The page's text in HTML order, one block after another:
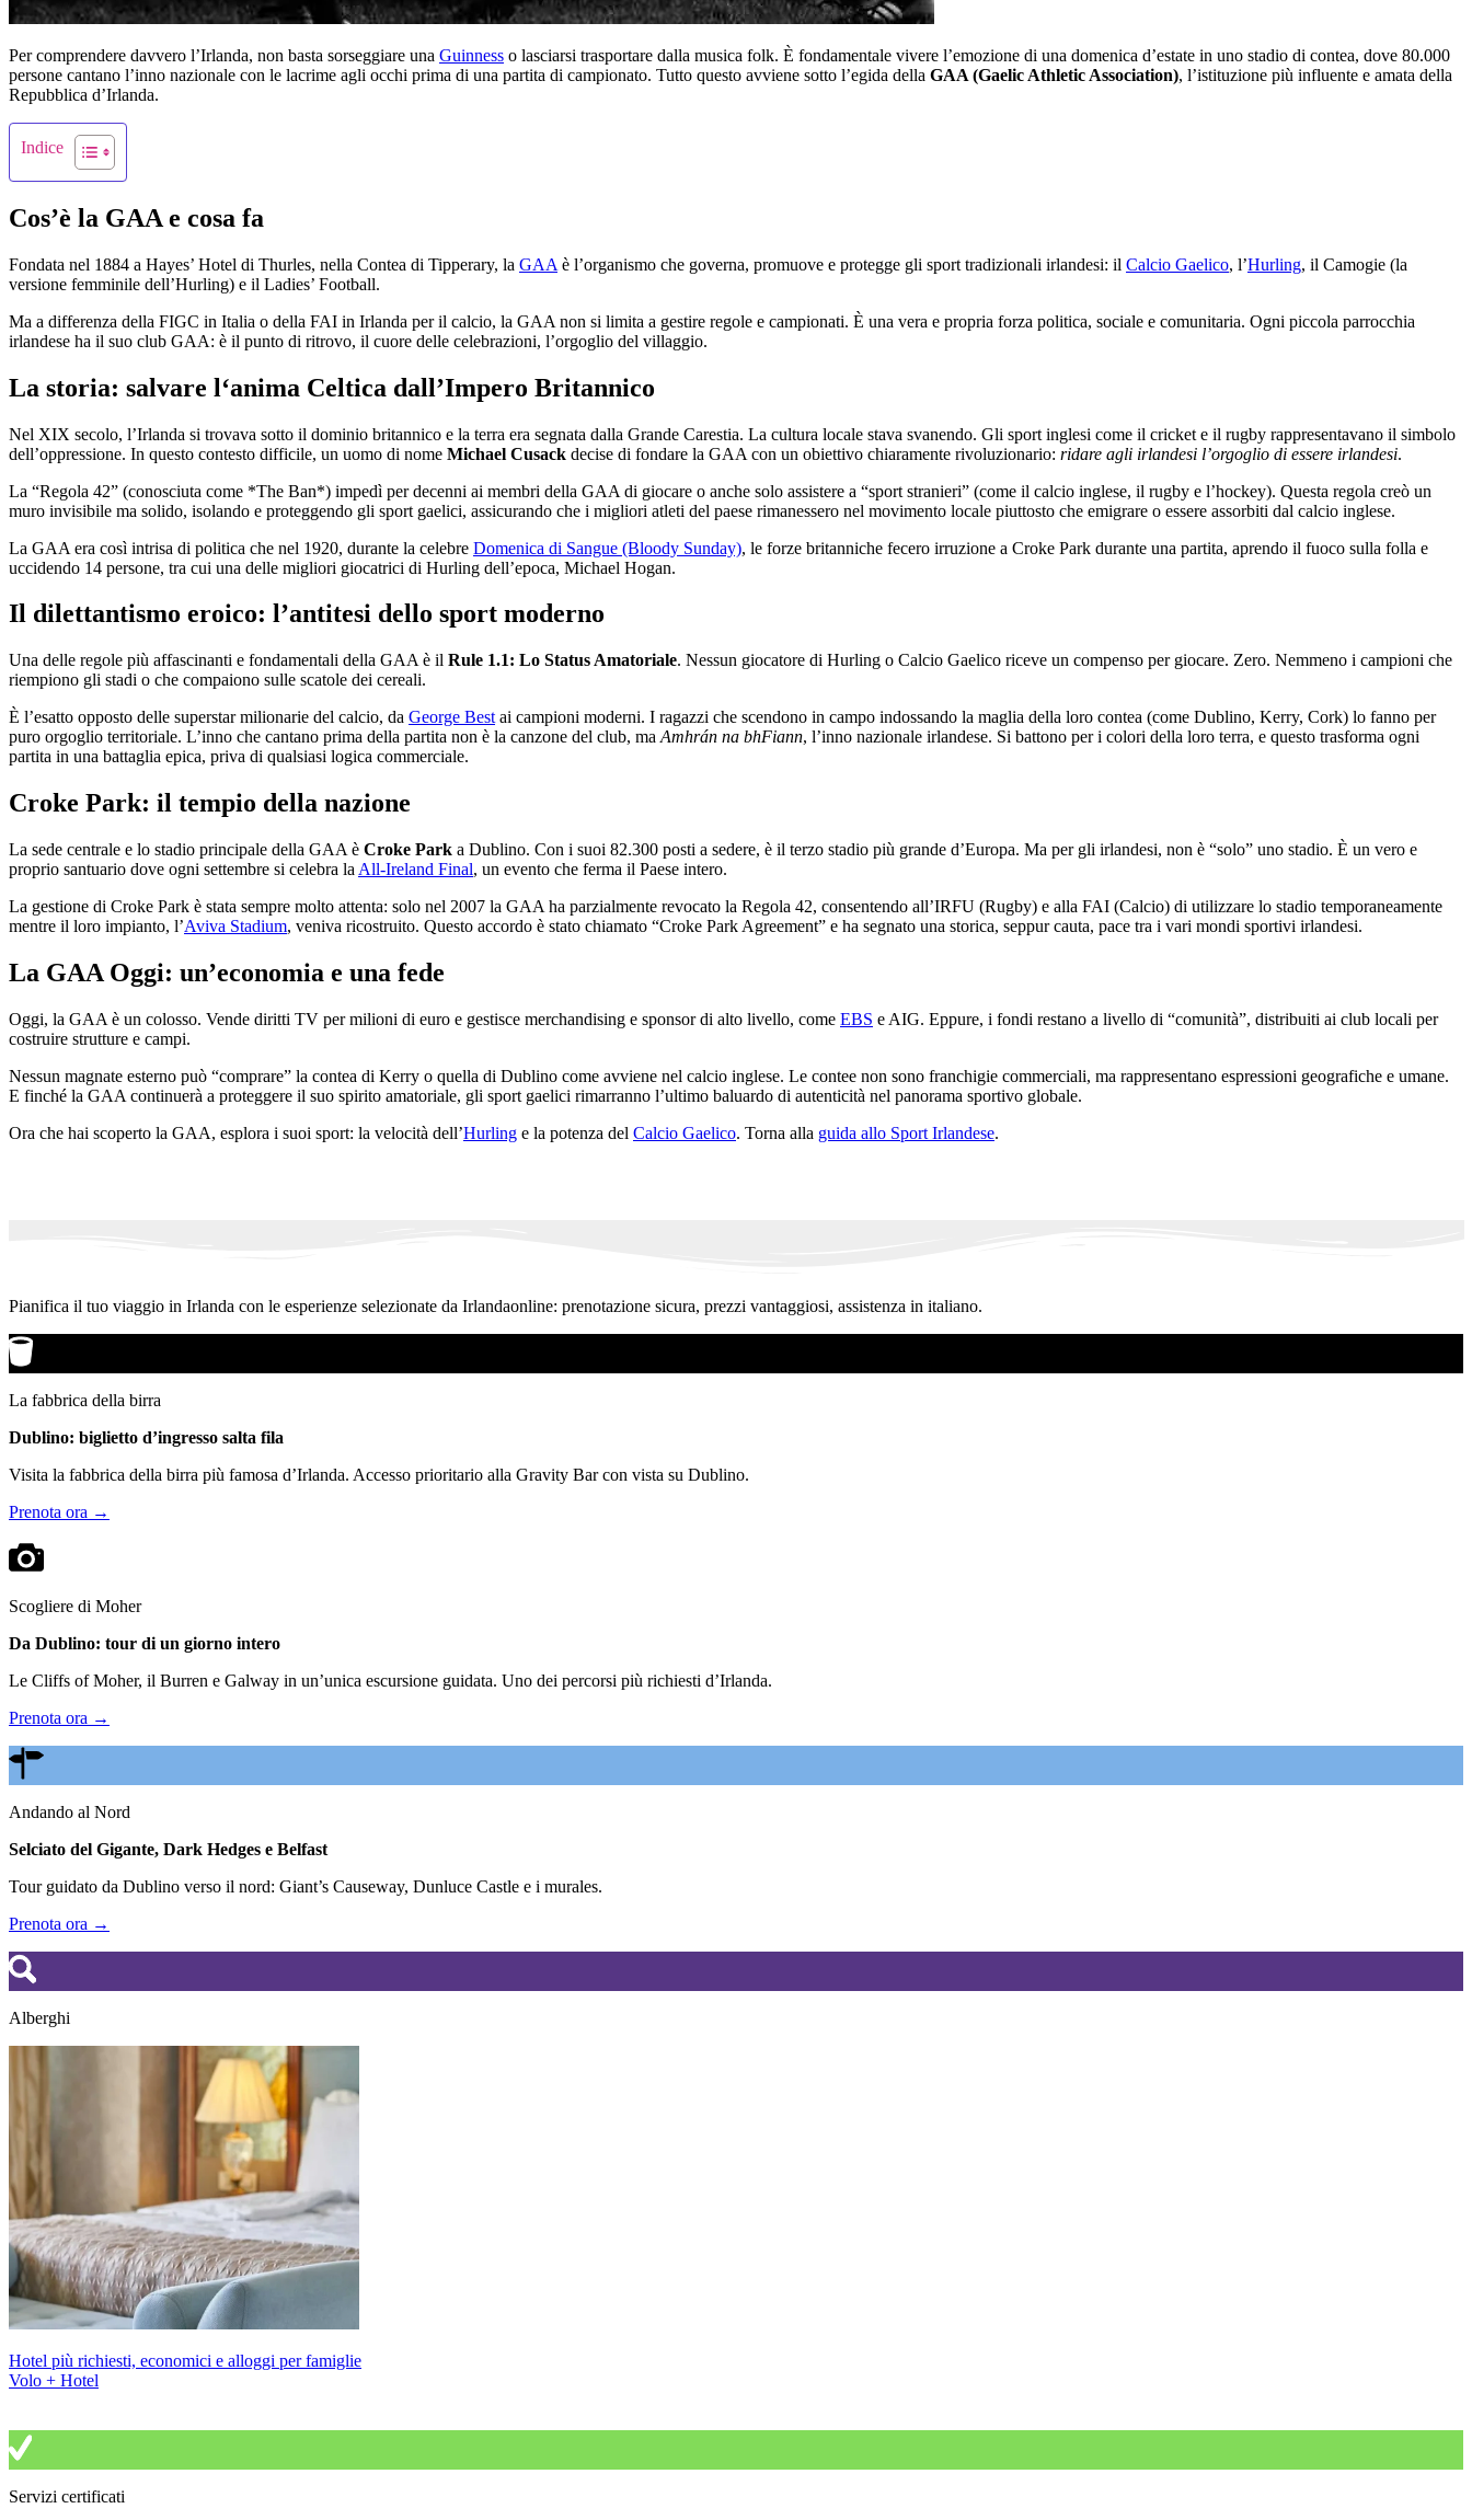
Per comprendere davvero l’Irlanda, non basta sorseggiare una Guinness o lasciarsi trasportare dalla musica folk. È fondamentale vivere l’emozione di una domenica d’estate in uno stadio di contea, dove 80.000
persone cantano l’inno nazionale con le lacrime agli occhi prima di una partita di campionato. Tutto questo avviene sotto l’egida della GAA (Gaelic Athletic Association), l’istituzione più influente e amata della
Repubblica d’Irlanda.
Indice
Cos’è la GAA e cosa fa
Fondata nel 1884 a Hayes’ Hotel di Thurles, nella Contea di Tipperary, la GAA è l’organismo che governa, promuove e protegge gli sport tradizionali irlandesi: il Calcio Gaelico, l’Hurling, il Camogie (la
versione femminile dell’Hurling) e il Ladies’ Football.
Ma a differenza della FIGC in Italia o della FAI in Irlanda per il calcio, la GAA non si limita a gestire regole e campionati. È una vera e propria forza politica, sociale e comunitaria. Ogni piccola parrocchia
irlandese ha il suo club GAA: è il punto di ritrovo, il cuore delle celebrazioni, l’orgoglio del villaggio.
La storia: salvare l‘anima Celtica dall’Impero Britannico
Nel XIX secolo, l’Irlanda si trovava sotto il dominio britannico e la terra era segnata dalla Grande Carestia. La cultura locale stava svanendo. Gli sport inglesi come il cricket e il rugby rappresentavano il simbolo
dell’oppressione. In questo contesto difficile, un uomo di nome Michael Cusack decise di fondare la GAA con un obiettivo chiaramente rivoluzionario: ridare agli irlandesi l’orgoglio di essere irlandesi.
La “Regola 42” (conosciuta come *The Ban*) impedì per decenni ai membri della GAA di giocare o anche solo assistere a “sport stranieri” (come il calcio inglese, il rugby e l’hockey). Questa regola creò un
muro invisibile ma solido, isolando e proteggendo gli sport gaelici, assicurando che i migliori atleti del paese rimanessero nel movimento locale piuttosto che emigrare o essere assorbiti dal calcio inglese.
La GAA era così intrisa di politica che nel 1920, durante la celebre Domenica di Sangue (Bloody Sunday), le forze britanniche fecero irruzione a Croke Park durante una partita, aprendo il fuoco sulla folla e
uccidendo 14 persone, tra cui una delle migliori giocatrici di Hurling dell’epoca, Michael Hogan.
Il dilettantismo eroico: l’antitesi dello sport moderno
Una delle regole più affascinanti e fondamentali della GAA è il Rule 1.1: Lo Status Amatoriale. Nessun giocatore di Hurling o Calcio Gaelico riceve un compenso per giocare. Zero. Nemmeno i campioni che
riempiono gli stadi o che compaiono sulle scatole dei cereali.
È l’esatto opposto delle superstar milionarie del calcio, da George Best ai campioni moderni. I ragazzi che scendono in campo indossando la maglia della loro contea (come Dublino, Kerry, Cork) lo fanno per
puro orgoglio territoriale. L’inno che cantano prima della partita non è la canzone del club, ma Amhrán na bhFiann, l’inno nazionale irlandese. Si battono per i colori della loro terra, e questo trasforma ogni
partita in una battaglia epica, priva di qualsiasi logica commerciale.
Croke Park: il tempio della nazione
La sede centrale e lo stadio principale della GAA è Croke Park a Dublino. Con i suoi 82.300 posti a sedere, è il terzo stadio più grande d’Europa. Ma per gli irlandesi, non è “solo” uno stadio. È un vero e
proprio santuario dove ogni settembre si celebra la All-Ireland Final, un evento che ferma il Paese intero.
La gestione di Croke Park è stata sempre molto attenta: solo nel 2007 la GAA ha parzialmente revocato la Regola 42, consentendo all’IRFU (Rugby) e alla FAI (Calcio) di utilizzare lo stadio temporaneamente
mentre il loro impianto, l’Aviva Stadium, veniva ricostruito. Questo accordo è stato chiamato “Croke Park Agreement” e ha segnato una storica, seppur cauta, pace tra i vari mondi sportivi irlandesi.
La GAA Oggi: un’economia e una fede
Oggi, la GAA è un colosso. Vende diritti TV per milioni di euro e gestisce merchandising e sponsor di alto livello, come EBS e AIG. Eppure, i fondi restano a livello di “comunità”, distribuiti ai club locali per
costruire strutture e campi.
Nessun magnate esterno può “comprare” la contea di Kerry o quella di Dublino come avviene nel calcio inglese. Le contee non sono franchigie commerciali, ma rappresentano espressioni geografiche e umane.
E finché la GAA continuerà a proteggere il suo spirito amatoriale, gli sport gaelici rimarranno l’ultimo baluardo di autenticità nel panorama sportivo globale.
Ora che hai scoperto la GAA, esplora i suoi sport: la velocità dell’Hurling e la potenza del Calcio Gaelico. Torna alla guida allo Sport Irlandese.
Pianifica il tuo viaggio in Irlanda con le esperienze selezionate da Irlandaonline: prenotazione sicura, prezzi vantaggiosi, assistenza in italiano.
La fabbrica della birra
Dublino: biglietto d’ingresso salta fila
Visita la fabbrica della birra più famosa d’Irlanda. Accesso prioritario alla Gravity Bar con vista su Dublino.
Prenota ora →
Scogliere di Moher
Da Dublino: tour di un giorno intero
Le Cliffs of Moher, il Burren e Galway in un’unica escursione guidata. Uno dei percorsi più richiesti d’Irlanda.
Prenota ora →
Andando al Nord
Selciato del Gigante, Dark Hedges e Belfast
Tour guidato da Dublino verso il nord: Giant’s Causeway, Dunluce Castle e i murales.
Prenota ora →
Alberghi
Hotel più richiesti, economici e alloggi per famiglie
Volo + Hotel
Servizi certificati